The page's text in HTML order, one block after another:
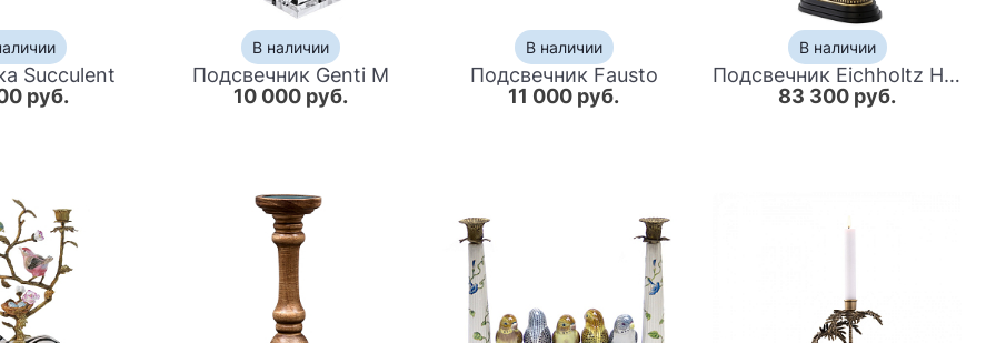
Succulent
руб.
В наличии
Подсвечник Genti M
10 000 руб.
В наличии
Подсвечник Fausto
11 000 руб.
В наличии
Подсвечник Eichholtz Hurricane Elephant
83 300 руб.